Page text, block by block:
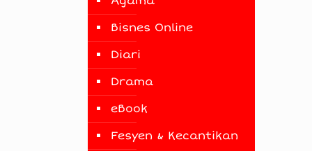
Bisnes Online
Diari
Drama
eBook
Fesyen & Kecantikan